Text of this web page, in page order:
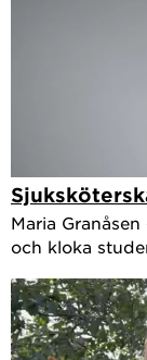
Maria
och kloka